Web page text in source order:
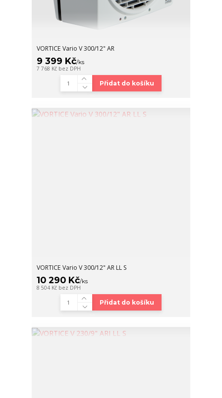
VORTICE Vario V 300/12" AR
9 399 Kč/ks
7 768 Kč bez DPH
Přidat do košíku
VORTICE Vario V 300/12" AR LL S
10 290 Kč/ks
8 504 Kč bez DPH
Přidat do košíku